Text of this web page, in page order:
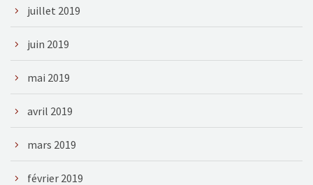
juillet 2019
juin 2019
mai 2019
avril 2019
mars 2019
février 2019